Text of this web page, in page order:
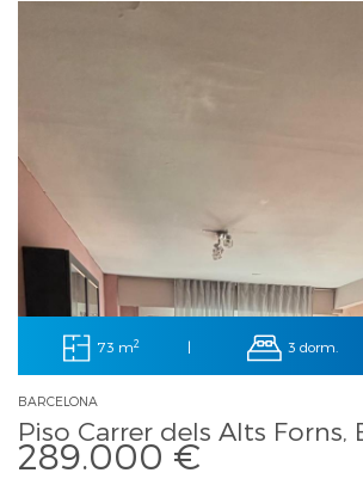
73 m2 | 3 dorm.
BARCELONA
Piso Carrer dels Alts Forns,
289.000 €